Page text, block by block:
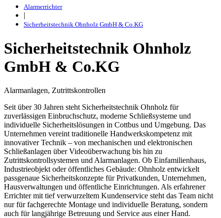
Alarmerrichter
|
Sicherheitstechnik Ohnholz GmbH & Co.KG
Sicherheitstechnik Ohnholz
GmbH & Co.KG
Alarmanlagen, Zutrittskontrollen
Seit über 30 Jahren steht Sicherheitstechnik Ohnholz für
zuverlässigen Einbruchschutz, moderne Schließsysteme und
individuelle Sicherheitslösungen in Cottbus und Umgebung. Das
Unternehmen vereint traditionelle Handwerkskompetenz mit
innovativer Technik – von mechanischen und elektronischen
Schließanlagen über Videoüberwachung bis hin zu
Zutrittskontrollsystemen und Alarmanlagen. Ob Einfamilienhaus,
Industrieobjekt oder öffentliches Gebäude: Ohnholz entwickelt
passgenaue Sicherheitskonzepte für Privatkunden, Unternehmen,
Hausverwaltungen und öffentliche Einrichtungen. Als erfahrener
Errichter mit tief verwurzeltem Kundenservice steht das Team nicht
nur für fachgerechte Montage und individuelle Beratung, sondern
auch für langjährige Betreuung und Service aus einer Hand.